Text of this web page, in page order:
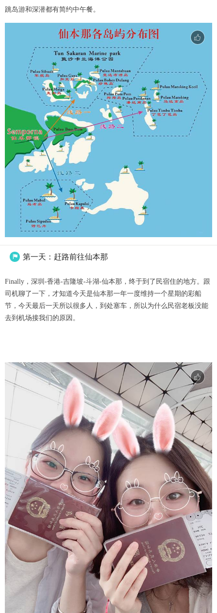
跳岛游和深潜都有简约中午餐。
 第一天：赶路前往仙本那
Finally，深圳-香港-吉隆坡-斗湖-仙本那，终于到了民宿住的地方。跟
司机聊了一下，才知道今天是仙本那一年一度维持一个星期的彩船
节，今天最后一天所以很多人，到处塞车，所以为什么民宿老板没能
去到机场接我们的原因。